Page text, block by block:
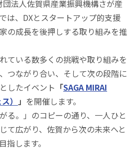
団法人佐賀県産業振興機構さが産
は、DXとスタートアップ的支援
の成長を後押しする取り組みを推
ている数多くの挑戦や取り組みを
つながり合い、そして次の段階に
したイベント 「SAGA MIRAI
）
」 を開催します。
る。」のコピーの通り、一人ひと
て広がり、佐賀から次の未来へと
指します。